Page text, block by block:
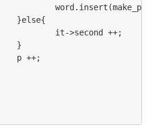
}else{
it->second ++;
}
p ++;